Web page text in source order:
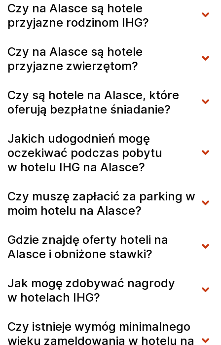
Czy na Alasce są hotele
przyjazne rodzinom IHG?
Czy na Alasce są hotele
przyjazne zwierzętom?
Czy są hotele na Alasce, które
oferują bezpłatne śniadanie?
Jakich udogodnień mogę
oczekiwać podczas pobytu
w hotelu IHG na Alasce?
Czy muszę zapłacić za parking w
moim hotelu na Alasce?
Gdzie znajdę oferty hoteli na
Alasce i obniżone stawki?
Jak mogę zdobywać nagrody
w hotelach IHG?
Czy istnieje wymóg minimalnego
wieku zameldowania w hotelu na